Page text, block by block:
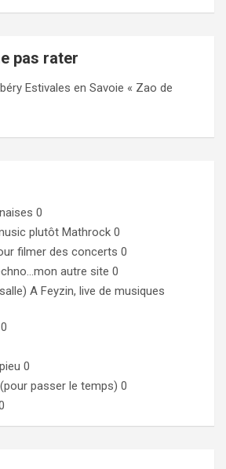
pas rater
Estivales en Savoie « Zao de
0
plutôt Mathrock 0
filmer des concerts 0
autre site 0
A Feyzin, live de musiques
0
0
passer le temps) 0